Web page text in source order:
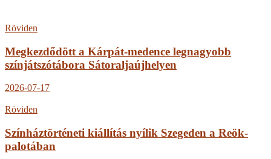
Röviden
Megkezdődött a Kárpát-medence legnagyobb
színjátszótábora Sátoraljaújhelyen
2026-07-17
Röviden
Színháztörténeti kiállítás nyílik Szegeden a Reök-
palotában